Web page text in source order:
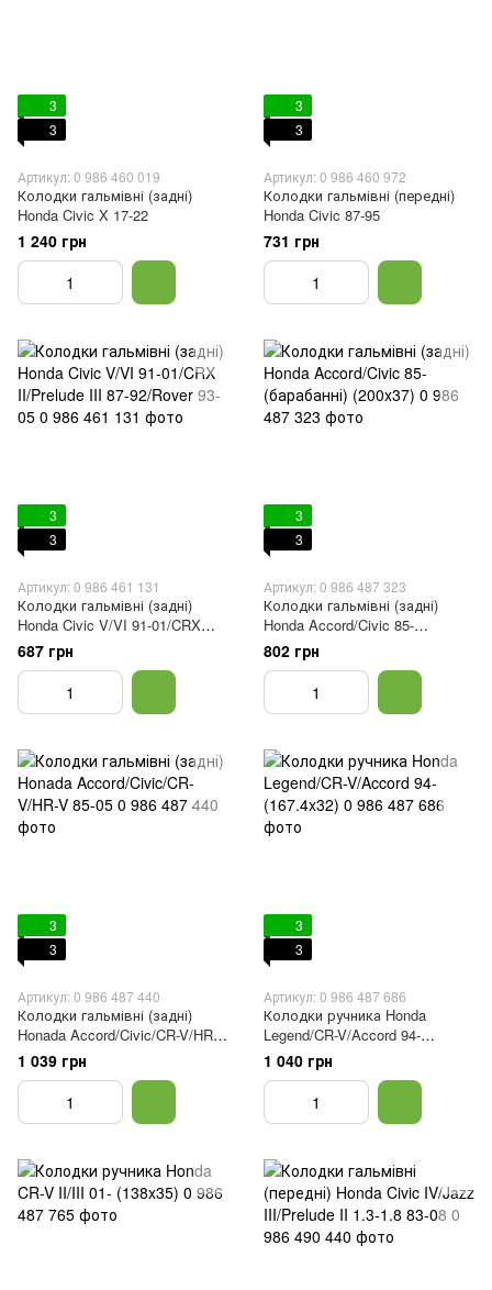
3
3
Артикул: 0 986 460 019
Колодки гальмівні (задні)
Honda Civic X 17-22
1 240 грн
3
3
Артикул: 0 986 460 972
Колодки гальмівні (передні)
Honda Civic 87-95
731 грн
3
3
Артикул: 0 986 461 131
Колодки гальмівні (задні)
Honda Civic V/VI 91-01/CRX
II/Prelude III 87-92/Rover 93-05
687 грн
3
3
Артикул: 0 986 487 323
Колодки гальмівні (задні)
Honda Accord/Civic 85-
(барабанні) (200x37)
802 грн
3
3
Артикул: 0 986 487 440
Колодки гальмівні (задні)
Honada Accord/Civic/CR-V/HR-V
85-05
1 039 грн
3
3
Артикул: 0 986 487 686
Колодки ручника Honda
Legend/CR-V/Accord 94-
(167.4x32)
1 040 грн